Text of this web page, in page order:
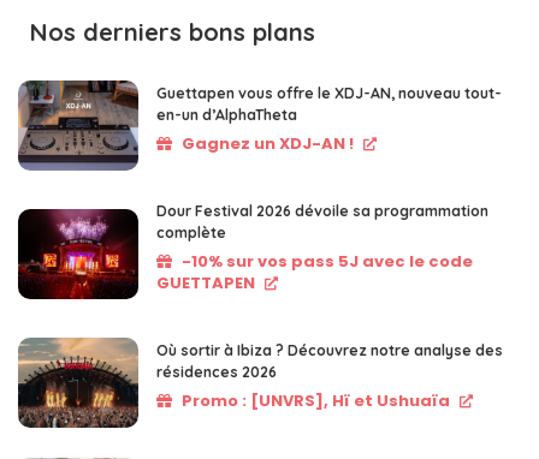
Nos derniers bons plans
Guettapen vous offre le XDJ-AN, nouveau tout-
en-un d’AlphaTheta
Gagnez un XDJ-AN !
Dour Festival 2026 dévoile sa programmation
complète
-10% sur vos pass 5J avec le code
GUETTAPEN
Où sortir à Ibiza ? Découvrez notre analyse des
résidences 2026
Promo : [UNVRS], Hï et Ushuaïa